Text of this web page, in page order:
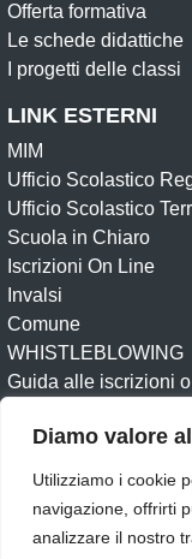
Diamo valore
Utilizziamo i cookie
navigazione, offrirti
analizzare il nostro
Offerta formativa
Le schede didattiche
I progetti delle classi
LINK ESTERNI
MIM
Ufficio Scolastico
Ufficio Scolastico
Scuola in Chiaro
Iscrizioni On Line
Invalsi
Comune
WHISTLEBLOWING
Guida alle iscrizioni
Amministrazione
Circolari
Obiettivi di
Privacy Policy